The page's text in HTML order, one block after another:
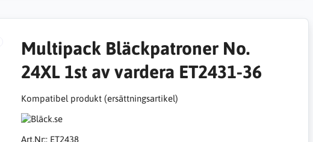
Multipack Bläckpatroner No.
24XL 1st av vardera ET2431-36
Kompatibel produkt (ersättningsartikel)
Art.Nr:: ET2438